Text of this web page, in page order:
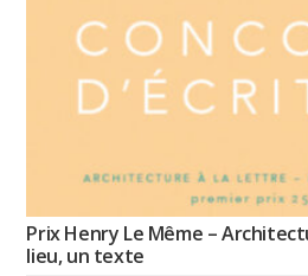
Prix Henry Le Même –
lieu, un texte